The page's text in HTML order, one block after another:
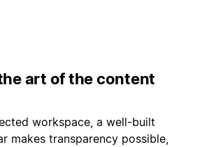
art of the content
workspace, a well-built
makes transparency possible,